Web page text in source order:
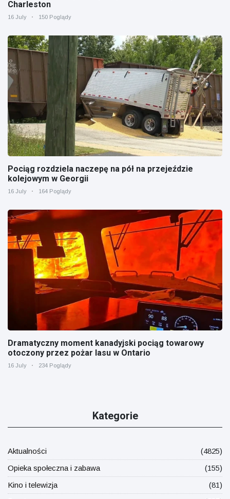
Charleston
16 July 150 Poglądy
Pociąg rozdziela naczepę na pół na przejeździe
kolejowym w Georgii
16 July 164 Poglądy
Dramatyczny moment kanadyjski pociąg towarowy
otoczony przez pożar lasu w Ontario
16 July 234 Poglądy
Kategorie
Aktualności
(4825)
Opieka społeczna i zabawa
(155)
Kino i telewizja
(81)